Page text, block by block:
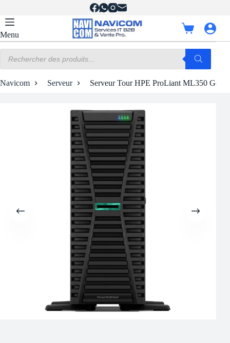
contenu
Menu
Panier
d’achat
produits
Navicom Serveur Serveur Tour HPE ProLiant ML350